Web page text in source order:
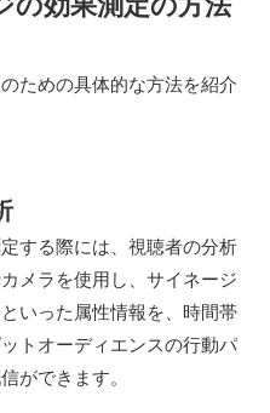
ための具体的な方法を紹介
する際には、視聴者の分析
メラを使用し、サイネージ
いった属性情報を、時間帯
トオーディエンスの行動パ
ができます。